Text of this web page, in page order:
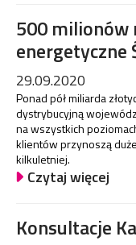
500 milionów
energetyczne
29.09.2020
Ponad pół miliarda
dystrybucyjną
na wszystkich
klientów przynoszą
kilkuletniej.
Czytaj więcej
Konsultacje